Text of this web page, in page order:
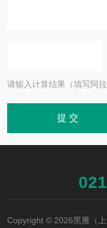
请输入计算结果（填写阿
Copyright © 2026黑雁（